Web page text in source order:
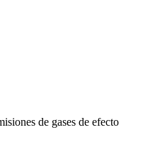
de gases de efecto